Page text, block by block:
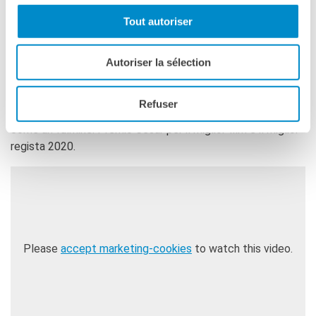
Tout autoriser
Autoriser la sélection
Refuser
lavoro sono presenti d’altronde nella tragedia burlesca di
Dupontel). In un ambiente urbano dove è possibile il
riconoscimento facciale, la connessione di più file e il
tracciamento digitale, dove regnano inquinamento,
Adieu les cons
regista 2020.
Please accept marketing-cookies to watch this video.